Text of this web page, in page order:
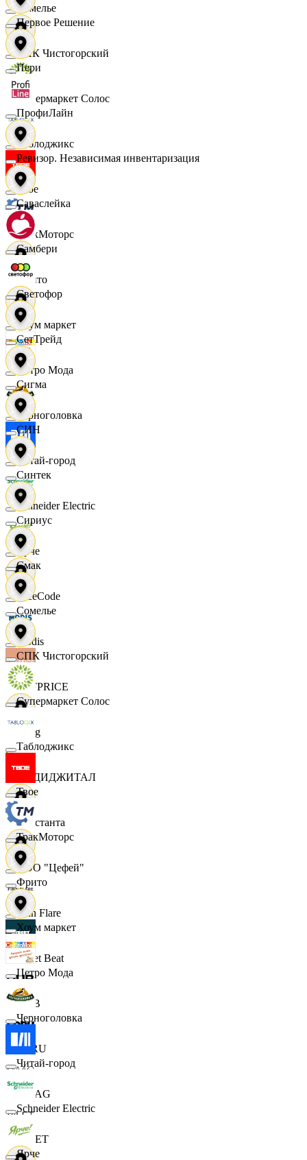
Сомелье
СПК Чистогорский
Супермаркет Солос
Таблоджикс
Твое
ТракМоторс
Фрито
Хоум маркет
Цетро Мода
Черноголовка
Читай-город
Schneider Electric
Ярче
FaceCode
Modis
OFFPRICE
string
X5 ДИДЖИТАЛ
Константа
ООО "Цефей"
Finn Flare
Street Beat
DUB
ECRU
MAAG
VILET
Первое Решение
Пери
ПрофиЛайн
Ревизор. Независимая инвентаризация
Саваслейка
Самбери
Светофор
СетТрейд
Сигма
СИН
Синтек
Сириус
Смак
Сомелье
СПК Чистогорский
Супермаркет Солос
Таблоджикс
Твое
ТракМоторс
Фрито
Хоум маркет
Цетро Мода
Черноголовка
Читай-город
Schneider Electric
Ярче